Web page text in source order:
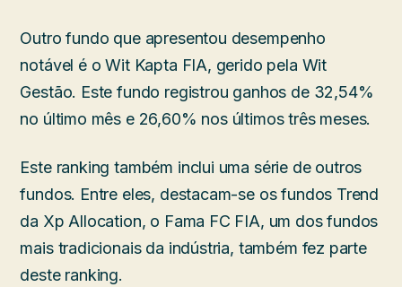
Outro fundo que apresentou desempenho
notável é o Wit Kapta FIA, gerido pela Wit
Gestão. Este fundo registrou ganhos de 32,54%
no último mês e 26,60% nos últimos três meses.
Este ranking também inclui uma série de outros
fundos. Entre eles, destacam-se os fundos Trend
da Xp Allocation, o Fama FC FIA, um dos fundos
mais tradicionais da indústria, também fez parte
deste ranking.